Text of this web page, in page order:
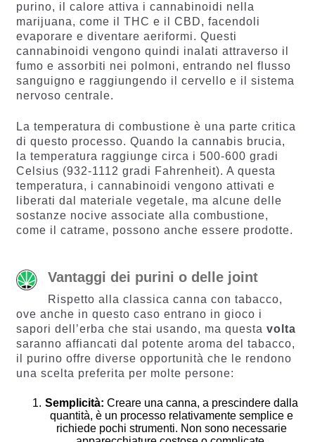
purino, il calore attiva i cannabinoidi nella
marijuana, come il THC e il CBD, facendoli
evaporare e diventare aeriformi. Questi
cannabinoidi vengono quindi inalati attraverso il
fumo e assorbiti nei polmoni, entrando nel flusso
sanguigno e raggiungendo il cervello e il sistema
nervoso centrale.
La temperatura di combustione è una parte critica
di questo processo. Quando la cannabis brucia,
la temperatura raggiunge circa i 500-600 gradi
Celsius (932-1112 gradi Fahrenheit). A questa
temperatura, i cannabinoidi vengono attivati e
liberati dal materiale vegetale, ma alcune delle
sostanze nocive associate alla combustione,
come il catrame, possono anche essere prodotte.
Vantaggi dei purini o delle joint
Rispetto alla classica canna con tabacco,
ove anche in questo caso entrano in gioco i
sapori dell’erba che stai usando, ma questa volta
saranno affiancati dal potente aroma del tabacco,
il purino offre diverse opportunità che le rendono
una scelta preferita per molte persone:
Semplicità: Creare una canna, a prescindere dalla
quantità, è un processo relativamente semplice e
richiede pochi strumenti. Non sono necessarie